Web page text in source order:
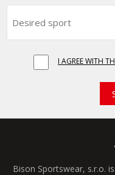
I AGREE WITH
Bison Sportswear, s.r.o.